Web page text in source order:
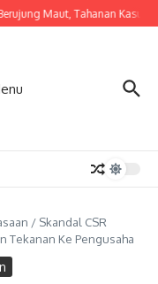
Maut, Tahanan Kasus
/ Skandal CSR
Tekanan Ke Pengusaha